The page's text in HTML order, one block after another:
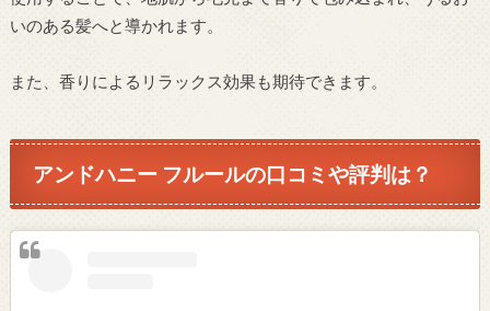
いのある髪へと導かれます。
また、香りによるリラックス効果も期待できます。
アンドハニー フルールの口コミや評判は？